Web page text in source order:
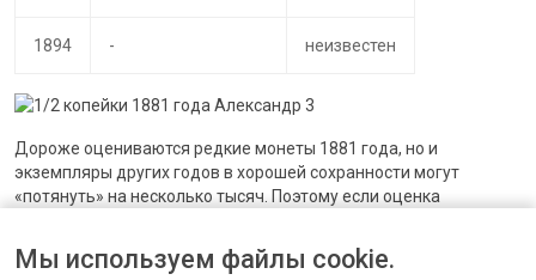
1894 - неизвестен
Дороже оцениваются редкие монеты 1881 года, но и
экземпляры других годов в хорошей сохранности могут
«потянуть» на несколько тысяч. Поэтому если оценка
монеты
можно будет без занижения цены. Максимальная
цена, известная из каталога Биткина – монета 1889 года, ушла
Мы используем файлы cookie.